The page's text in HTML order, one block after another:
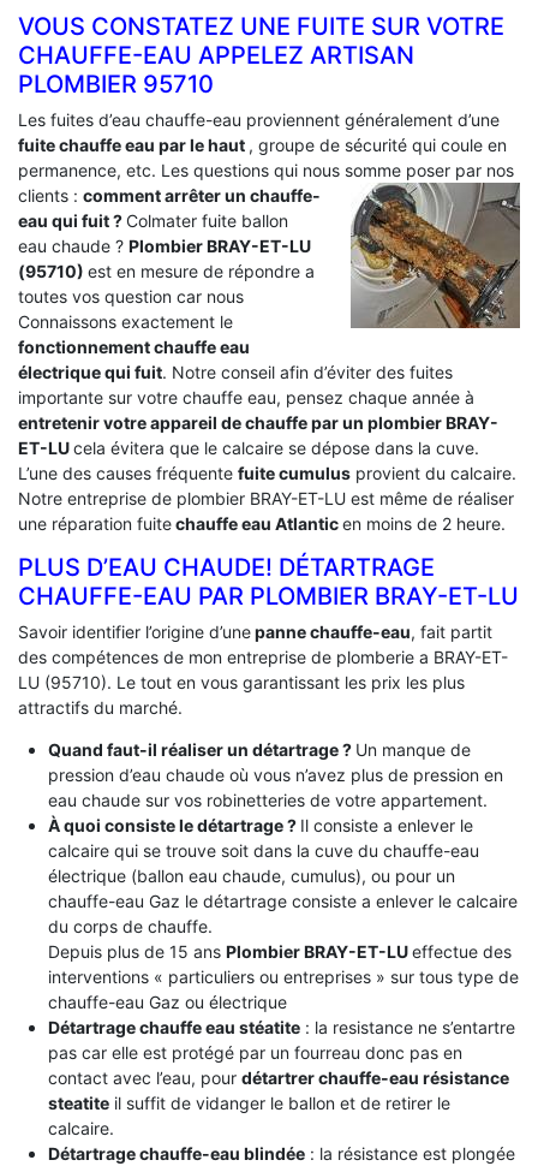
VOUS CONSTATEZ UNE FUITE SUR VOTRE
CHAUFFE-EAU APPELEZ ARTISAN
PLOMBIER 95710
Les fuites d’eau chauffe-eau proviennent généralement d’une
fuite chauffe eau par le haut , groupe de sécurité qui coule en
permanence, etc. Les questions qui nous somme poser par nos
clients : comment arrêter un chauffe-
eau qui fuit ?Colmater fuite ballon
eau chaude ? Plombier BRAY-ET-LU
(95710) est en mesure de répondre a
toutes vos question car nous
Connaissons exactement le
fonctionnement chauffe eau
électrique qui fuit. Notre conseil afin d’éviter des fuites
importante sur votre chauffe eau, pensez chaque année à
entretenir votre appareil de chauffe par un plombier BRAY-
ET-LUcela évitera que le calcaire se dépose dans la cuve.
L’une des causes fréquente fuite cumulus provient du calcaire.
Notre entreprise de plombier BRAY-ET-LU est même de réaliser
une réparation fuitechauffe eau Atlanticen moins de 2 heure.
PLUS D’EAU CHAUDE! DÉTARTRAGE
CHAUFFE-EAU PAR PLOMBIER BRAY-ET-LU
Savoir identifier l’origine d’unepanne chauffe-eau, fait partit
des compétences de mon entreprise de plomberie a BRAY-ET-
LU (95710). Le tout en vous garantissant les prix les plus
attractifs du marché.
Quand faut-il réaliser un détartrage ? Un manque de
pression d’eau chaude où vous n’avez plus de pression en
eau chaude sur vos robinetteries de votre appartement.
À quoi consiste le détartrage ? Il consiste a enlever le
calcaire qui se trouve soit dans la cuve du chauffe-eau
électrique (ballon eau chaude, cumulus), ou pour un
chauffe-eau Gaz le détartrage consiste a enlever le calcaire
du corps de chauffe.
Depuis plus de 15 ans Plombier BRAY-ET-LUeffectue des
interventions « particuliers ou entreprises » sur tous type de
chauffe-eau Gaz ou électrique
Détartrage chauffe eau stéatite: la resistance ne s’entartre
pas car elle est protégé par un fourreau donc pas en
contact avec l’eau, pour détartrer chauffe-eau résistance
steatiteil suffit de vidanger le ballon et de retirer le
calcaire.
Détartrage chauffe-eau blindée: la résistance est plongée